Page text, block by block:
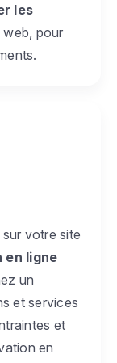
les
pour
votre site
en ligne
un
et services
et
en